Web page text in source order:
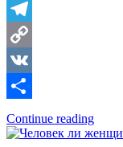
Telegram
Copy
Link
VK
Отправить
Continue reading